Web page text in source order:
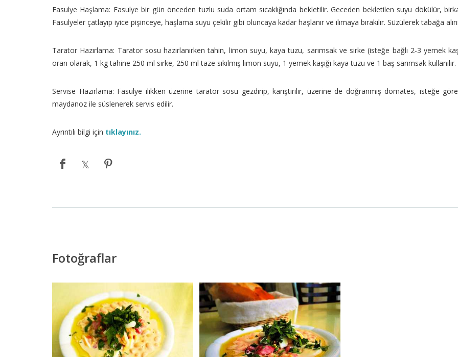
Fasulye Haşlama: Fasulye bir gün önceden tuzlu suda ortam sıcaklığında bekletilir. Geceden bekletilen suyu dökülür,
Fasulyeler çatlayıp iyice pişinceye, haşlama suyu çekilir gibi oluncaya kadar haşlanır ve ılımaya bırakılır. Süzülerek tabağa
Tarator Hazırlama: Tarator sosu hazırlanırken tahin, limon suyu, kaya tuzu, sarımsak ve sirke (isteğe bağlı 2-3 yemek
oran olarak, 1 kg tahine 250 ml sirke, 250 ml taze sıkılmış limon suyu, 1 yemek kaşığı kaya tuzu ve 1 baş sarımsak
Servise Hazırlama: Fasulye ılıkken üzerine tarator sosu gezdirip, karıştırılır, üzerine de doğranmış domates, isteğe
maydanoz ile süslenerek servis edilir.
Ayrıntılı bilgi için tıklayınız.
Fotoğraflar